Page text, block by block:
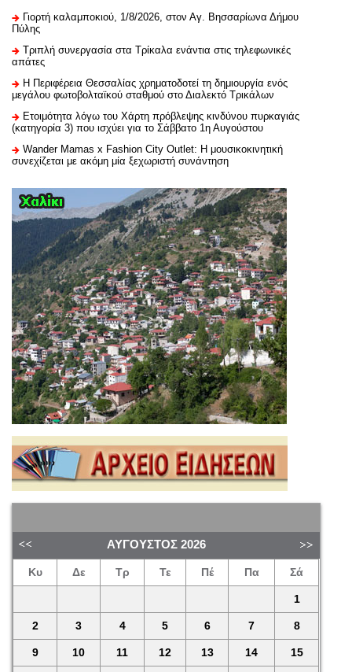
Γιορτή καλαμποκιού, 1/8/2026, στον Αγ. Βησσαρίωνα Δήμου
Πύλης
Τριπλή συνεργασία στα Τρίκαλα ενάντια στις τηλεφωνικές
απάτες
H Περιφέρεια Θεσσαλίας χρηματοδοτεί τη δημιουργία ενός
μεγάλου φωτοβολταϊκού σταθμού στο Διαλεκτό Τρικάλων
Ετοιμότητα λόγω του Χάρτη πρόβλεψης κινδύνου πυρκαγιάς
(κατηγορία 3) που ισχύει για το Σάββατο 1η Αυγούστου
Wander Mamas x Fashion City Outlet: Η μουσικοκινητική
συνεχίζεται με ακόμη μία ξεχωριστή συνάντηση
ΑΎΓΟΥΣΤΟΣ 2026
Κυ Δε Τρ Τε Πέ Πα Σά
1
2 3 4 5 6 7 8
9 10 11 12 13 14 15